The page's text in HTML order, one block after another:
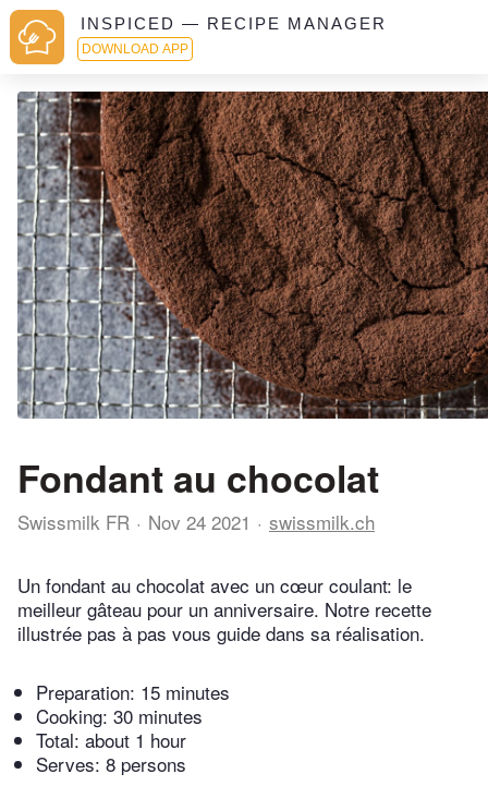
INSPICED — RECIPE MANAGER
DOWNLOAD APP
Fondant au chocolat
Swissmilk FR Nov 24 2021 swissmilk.ch
Un fondant au chocolat avec un cœur coulant: le
meilleur gâteau pour un anniversaire. Notre recette
illustrée pas à pas vous guide dans sa réalisation.
Preparation: 15 minutes
Cooking: 30 minutes
Total: about 1 hour
Serves: 8 persons